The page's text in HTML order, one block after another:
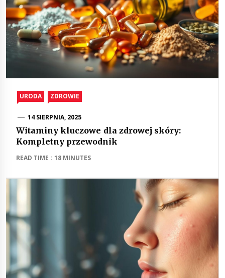
URODA ZDROWIE
14 SIERPNIA, 2025
Witaminy kluczowe dla zdrowej skóry:
Kompletny przewodnik
READ TIME : 18 MINUTES